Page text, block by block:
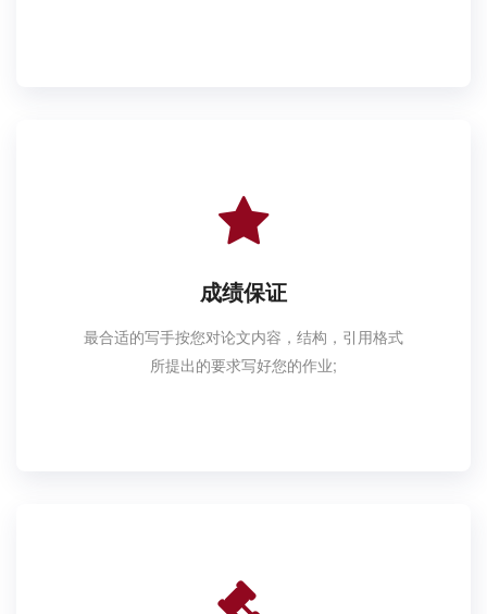
成绩保证
最合适的写手按您对论文内容，结构，引用格式
所提出的要求写好您的作业;